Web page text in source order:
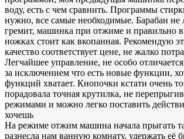
воду, есть с чем сравнить. Программы
нужно, все самые необходимые. Барабан
гремит, машинка при отжиме и правильно
ножках стоит как вкопанная. Рекомендую
качество соответствует цене, не жалко
Легчайшее управление, не особо
за исключением что есть новые функции,
функций хватает. Кнопочки кстати очень
порадовала точная крутилка, не
режимами и можно легко поставить
хочешь
На режиме отжим машина начала прыгать
разнесла нам ванную комнату, удержать её